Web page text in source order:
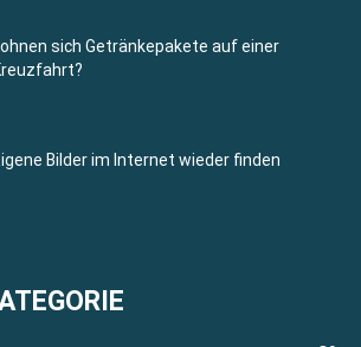
sich Getränkepakete auf einer
Bilder im Internet wieder finden